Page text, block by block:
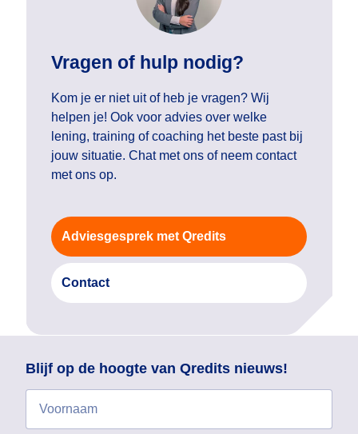
Vragen of hulp nodig?
Kom je er niet uit of heb je vragen? Wij
helpen je! Ook voor advies over welke
lening, training of coaching het beste past bij
jouw situatie. Chat met ons of neem contact
met ons op.
Adviesgesprek met Qredits
Contact
Blijf op de hoogte van Qredits nieuws!